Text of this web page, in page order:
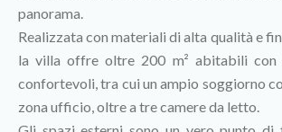
panorama.
Realizzata con materiali di alta qualità e
la villa offre oltre 200 m² abitabili con
confortevoli, tra cui un ampio soggiorno
zona ufficio, oltre a tre camere da letto.